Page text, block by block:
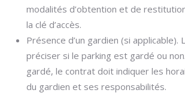
modalités d’obtention et de
la clé d’accès.
Présence d’un gardien (si
préciser si le parking est gardé ou
gardé, le contrat doit indiquer les
du gardien et ses responsabilités.